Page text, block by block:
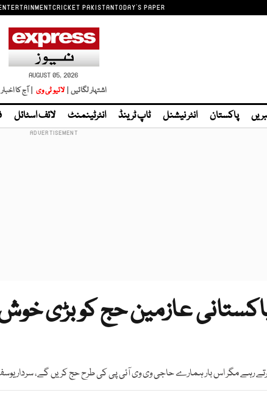
CRICKET PAKISTANTODAY'S PAPER
AUGUST 05, 2026
اشتہار لگائیں | لائیو ٹی وی | آج کا اخبار
پاکستان انٹر نیشنل ٹاپ ٹرینڈ انٹرٹینمنٹ لائف اسٹائل
عازمین حج کو بڑی
رہے مگر اس بار ہمارے حاجی وی وی آئی پی کی طرح حج کریں گے، سردار